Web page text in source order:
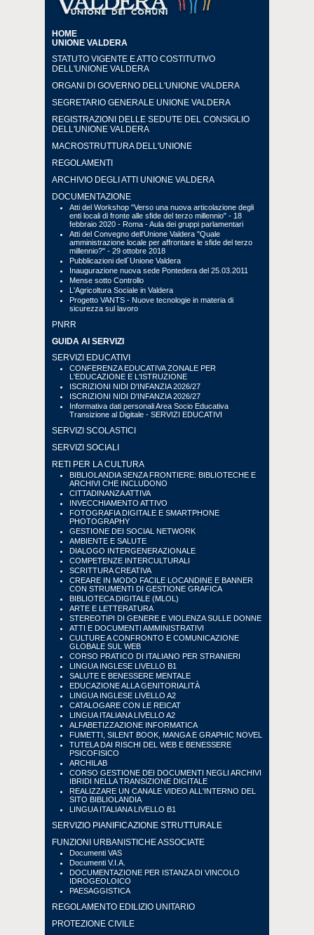
HOME
UNIONE VALDERA
STATUTO VIGENTE E ATTO COSTITUTIVO
DELL'UNIONE VALDERA
ORGANI DI GOVERNO DELL'UNIONE VALDERA
SEGRETARIO GENERALE UNIONE VALDERA
REGISTRAZIONI DELLE SEDUTE DEL CONSIGLIO
DELL'UNIONE VALDERA
MACROSTRUTTURA DELL'UNIONE
REGOLAMENTI
ARCHIVIO DEGLI ATTI UNIONE VALDERA
DOCUMENTAZIONE
Atti del Workshop "Verso una nuova articolazione degli
enti locali di fronte alle sfide del terzo millennio" - 18
febbraio 2020 - Roma - Aula dei gruppi parlamentari
Atti del Convegno dell'Unione Valdera "Quale
amministrazione locale per affrontare le sfide del terzo
millennio?" - 29 ottobre 2018
Pubblicazioni dell´Unione Valdera
Inaugurazione nuova sede Pontedera del 25.03.2011
Mense sotto Controllo
L'Agricoltura Sociale in Valdera
Progetto VANTS - Nuove tecnologie in materia di
sicurezza sul lavoro
PNRR
GUIDA AI SERVIZI
SERVIZI EDUCATIVI
CONFERENZA EDUCATIVA ZONALE PER
L'EDUCAZIONE E L'ISTRUZIONE
ISCRIZIONI NIDI D'INFANZIA 2026/27
ISCRIZIONI NIDI D'INFANZIA 2026/27
Informativa dati personali Area Socio Educativa
Transizione al Digitale - SERVIZI EDUCATIVI
SERVIZI SCOLASTICI
SERVIZI SOCIALI
RETI PER LA CULTURA
BIBLIOLANDIA SENZA FRONTIERE: BIBLIOTECHE E
ARCHIVI CHE INCLUDONO
CITTADINANZA ATTIVA
INVECCHIAMENTO ATTIVO
FOTOGRAFIA DIGITALE E SMARTPHONE
PHOTOGRAPHY
GESTIONE DEI SOCIAL NETWORK
AMBIENTE E SALUTE
DIALOGO INTERGENERAZIONALE
COMPETENZE INTERCULTURALI
SCRITTURA CREATIVA
CREARE IN MODO FACILE LOCANDINE E BANNER
CON STRUMENTI DI GESTIONE GRAFICA
BIBLIOTECA DIGITALE (MLOL)
ARTE E LETTERATURA
STEREOTIPI DI GENERE E VIOLENZA SULLE DONNE
ATTI E DOCUMENTI AMMINISTRATIVI
CULTURE A CONFRONTO E COMUNICAZIONE
GLOBALE SUL WEB
CORSO PRATICO DI ITALIANO PER STRANIERI
LINGUA INGLESE LIVELLO B1
SALUTE E BENESSERE MENTALE
EDUCAZIONE ALLA GENITORIALITÀ
LINGUA INGLESE LIVELLO A2
CATALOGARE CON LE REICAT
LINGUA ITALIANA LIVELLO A2
ALFABETIZZAZIONE INFORMATICA
FUMETTI, SILENT BOOK, MANGA E GRAPHIC NOVEL
TUTELA DAI RISCHI DEL WEB E BENESSERE
PSICOFISICO
ARCHILAB
CORSO GESTIONE DEI DOCUMENTI NEGLI ARCHIVI
IBRIDI NELLA TRANSIZIONE DIGITALE
REALIZZARE UN CANALE VIDEO ALL'INTERNO DEL
SITO BIBLIOLANDIA
LINGUA ITALIANA LIVELLO B1
SERVIZIO PIANIFICAZIONE STRUTTURALE
FUNZIONI URBANISTICHE ASSOCIATE
Documenti VAS
Documenti V.I.A.
DOCUMENTAZIONE PER ISTANZA DI VINCOLO
IDROGEOLOICO
PAESAGGISTICA
REGOLAMENTO EDILIZIO UNITARIO
PROTEZIONE CIVILE